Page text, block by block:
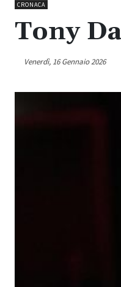
CRONACA
Tony
Venerdì, 16 Gennaio 2026